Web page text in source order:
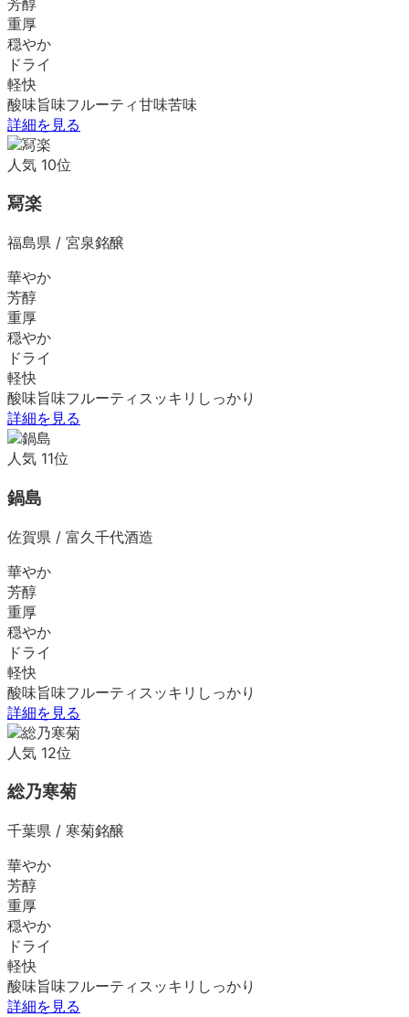
重厚
穏やか
ドライ
軽快
酸味旨味フルーティ甘味苦味
詳細を見る
人気 10位
冩楽
福島県 / 宮泉銘醸
華やか
芳醇
重厚
穏やか
ドライ
軽快
酸味旨味フルーティ スッキリ しっかり
詳細を見る
人気 11位
鍋島
佐賀県 / 富久千代酒造
華やか
芳醇
重厚
穏やか
ドライ
軽快
酸味旨味フルーティ スッキリ しっかり
詳細を見る
人気 12位
総乃寒菊
千葉県 / 寒菊銘醸
華やか
芳醇
重厚
穏やか
ドライ
軽快
酸味旨味フルーティ スッキリ しっかり
詳細を見る